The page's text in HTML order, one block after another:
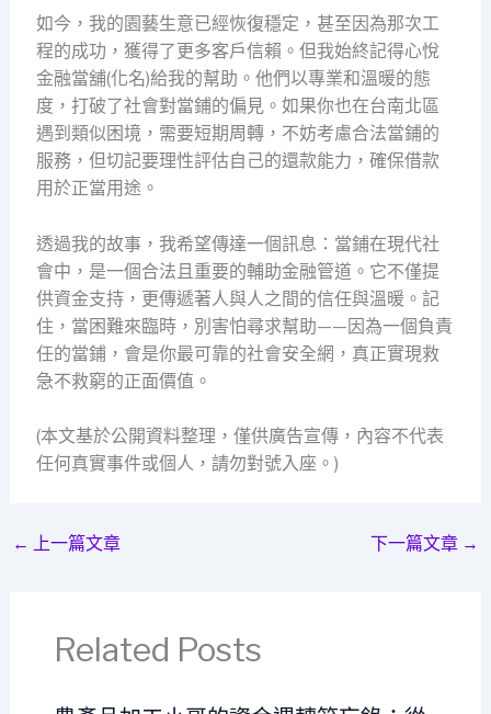
如今，我的園藝生意已經恢復穩定，甚至因為那次工
程的成功，獲得了更多客戶信賴。但我始終記得心悅
金融當舖(化名)給我的幫助。他們以專業和溫暖的態
度，打破了社會對當鋪的偏見。如果你也在台南北區
遇到類似困境，需要短期周轉，不妨考慮合法當鋪的
服務，但切記要理性評估自己的還款能力，確保借款
用於正當用途。
透過我的故事，我希望傳達一個訊息：當鋪在現代社
會中，是一個合法且重要的輔助金融管道。它不僅提
供資金支持，更傳遞著人與人之間的信任與溫暖。記
住，當困難來臨時，別害怕尋求幫助——因為一個負責
任的當鋪，會是你最可靠的社會安全網，真正實現救
急不救窮的正面價值。
(本文基於公開資料整理，僅供廣告宣傳，內容不代表
任何真實事件或個人，請勿對號入座。)
← 上一篇文章 下一篇文章 →
Related Posts